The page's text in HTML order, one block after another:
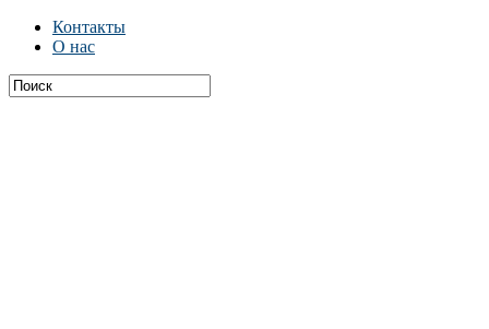
Контакты
О нас